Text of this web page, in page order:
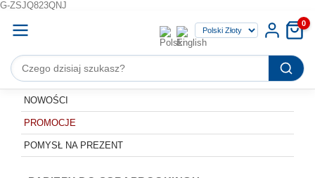
G-ZSJQ823QNJ
0
NOWOŚCI
PROMOCJE
POMYSŁ NA PREZENT